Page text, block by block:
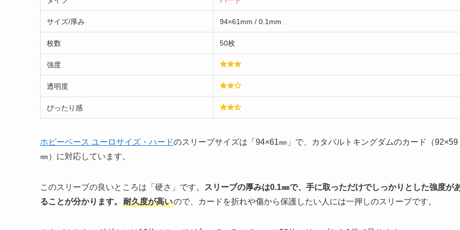
サイズ/厚み 94×61mm / 0.1mm
枚数 50枚
強度
透明度
ぴったり感
ホビーベース ユーロサイズ・ハードのスリーブサイズは「94×61㎜」で、カタパルトキングダムのカード（92×59
㎜）に対応しています。
このスリーブの良いところは「硬さ」です。
スリーブの厚みは0.1㎜で、手に取っただけでしっかりとした強度が
ることが分かります。
耐久度が高いので、カードを折れや傷から保護したい人には一押しのスリーブです。